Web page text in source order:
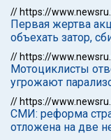
// https://
Первая жертва
объехать затор,
// https://
Мотоциклисты
угрожают
// https://
СМИ: реформа
отложена на две